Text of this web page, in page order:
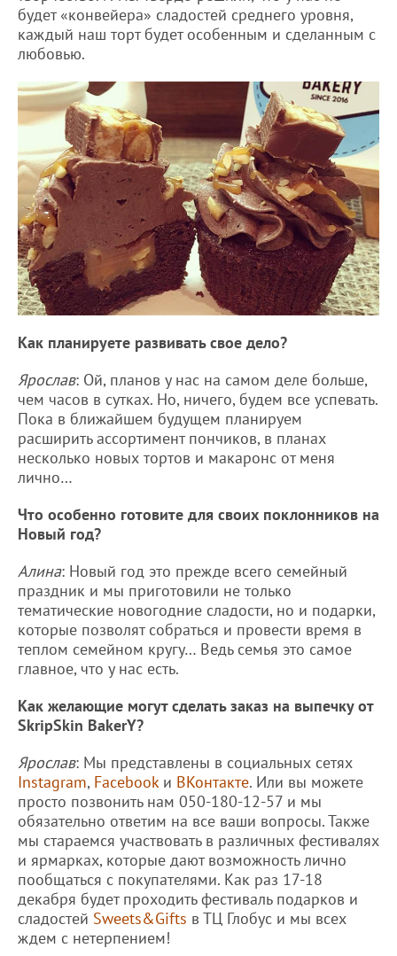
будет «конвейера» сладостей среднего уровня,
каждый наш торт будет особенным и сделанным с
любовью.
Как планируете развивать свое дело?
Ярослав: Ой, планов у нас на самом деле больше,
чем часов в сутках. Но, ничего, будем все успевать.
Пока в ближайшем будущем планируем
расширить ассортимент пончиков, в планах
несколько новых тортов и макаронс от меня
лично…
Что особенно готовите для своих поклонников на
Новый год?
Алина: Новый год это прежде всего семейный
праздник и мы приготовили не только
тематические новогодние сладости, но и подарки,
которые позволят собраться и провести время в
теплом семейном кругу… Ведь семья это самое
главное, что у нас есть.
Как желающие могут сделать заказ на выпечку от
SkripSkin BakerY?
Ярослав: Мы представлены в социальных сетях
Instagram, Facebookи ВКонтакте. Или вы можете
просто позвонить нам 050-180-12-57 и мы
обязательно ответим на все ваши вопросы. Также
мы стараемся участвовать в различных фестивалях
и ярмарках, которые дают возможность лично
пообщаться с покупателями. Как раз 17-18
декабря будет проходить фестиваль подарков и
сладостей Sweets&Gifts в ТЦ Глобус и мы всех
ждем с нетерпением!